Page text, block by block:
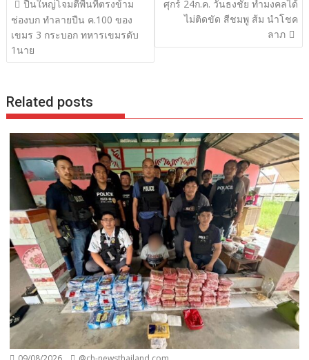
เรื่อง
ปืนใหญ่โจมตีพื้นที่ตรงข้าม
ช่องบก ทำลายปืน ค.100 ของ
เขมร 3 กระบอก ทหารเขมรดับ
1นาย
ศุกร์ 24ก.ค. วันธงชัย ทำมงคลได้
ไม่ติดขัด สีชมพู ส้ม นำโชค
ลาภ
Related posts